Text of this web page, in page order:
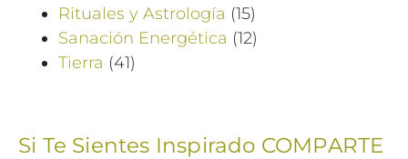
Rituales y Astrología (15)
Sanación Energética (12)
Tierra (41)
Si Te Sientes Inspirado COMPARTE